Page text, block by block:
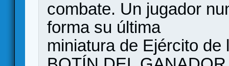
combate. Un jugador
forma su última
miniatura de Ejército de